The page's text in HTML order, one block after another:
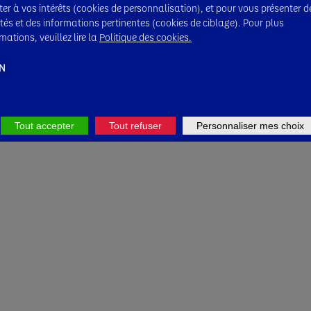
à vos intérêts (cookies de personnalisation), et pour vous présenter
et des informations pertinentes (cookies de ciblage). Pour plus
veuillez lire la Politique des cookies.
Tout accepter Tout refuser Personnaliser mes choix